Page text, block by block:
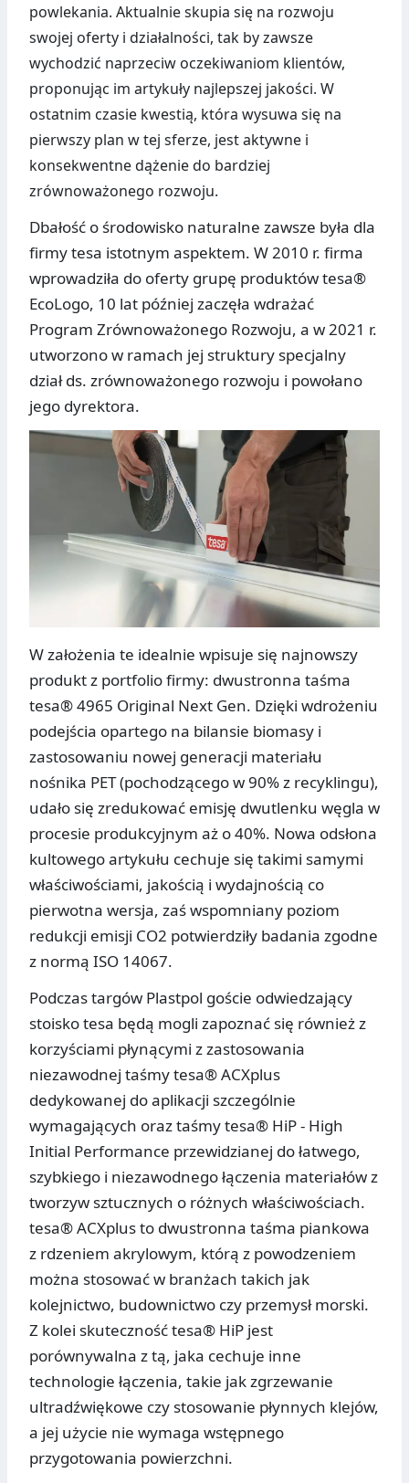
powlekania. Aktualnie skupia się na rozwoju
swojej oferty i działalności, tak by zawsze
wychodzić naprzeciw oczekiwaniom klientów,
proponując im artykuły najlepszej jakości. W
ostatnim czasie kwestią, która wysuwa się na
pierwszy plan w tej sferze, jest aktywne i
konsekwentne dążenie do bardziej
zrównoważonego rozwoju.
Dbałość o środowisko naturalne zawsze była dla
firmy tesa istotnym aspektem. W 2010 r. firma
wprowadziła do oferty grupę produktów tesa®
EcoLogo, 10 lat później zaczęła wdrażać
Program Zrównoważonego Rozwoju, a w 2021 r.
utworzono w ramach jej struktury specjalny
dział ds. zrównoważonego rozwoju i powołano
jego dyrektora.
W założenia te idealnie wpisuje się najnowszy
produkt z portfolio firmy: dwustronna taśma
tesa® 4965 Original Next Gen. Dzięki wdrożeniu
podejścia opartego na bilansie biomasy i
zastosowaniu nowej generacji materiału
nośnika PET (pochodzącego w 90% z recyklingu),
udało się zredukować emisję dwutlenku węgla w
procesie produkcyjnym aż o 40%. Nowa odsłona
kultowego artykułu cechuje się takimi samymi
właściwościami, jakością i wydajnością co
pierwotna wersja, zaś wspomniany poziom
redukcji emisji CO2 potwierdziły badania zgodne
z normą ISO 14067.
Podczas targów Plastpol goście odwiedzający
stoisko tesa będą mogli zapoznać się również z
korzyściami płynącymi z zastosowania
niezawodnej taśmy tesa® ACXplus
dedykowanej do aplikacji szczególnie
wymagających oraz taśmy tesa® HiP - High
Initial Performance przewidzianej do łatwego,
szybkiego i niezawodnego łączenia materiałów z
tworzyw sztucznych o różnych właściwościach.
tesa® ACXplus to dwustronna taśma piankowa
z rdzeniem akrylowym, którą z powodzeniem
można stosować w branżach takich jak
kolejnictwo, budownictwo czy przemysł morski.
Z kolei skuteczność tesa® HiP jest
porównywalna z tą, jaka cechuje inne
technologie łączenia, takie jak zgrzewanie
ultradźwiękowe czy stosowanie płynnych klejów,
a jej użycie nie wymaga wstępnego
przygotowania powierzchni.